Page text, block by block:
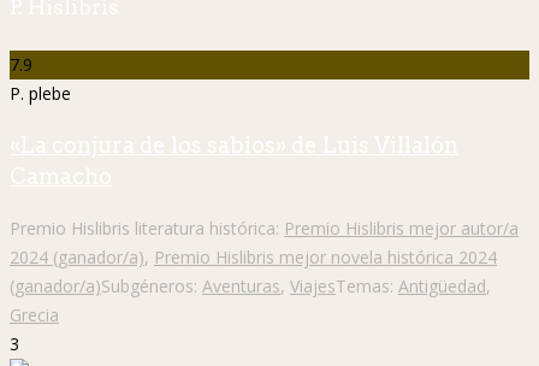
P. Hislibris
7.9
P. plebe
«La conjura de los sabios» de Luis Villalón
Camacho
Premio Hislibris literatura histórica: Premio Hislibris mejor autor/a
2024 (ganador/a), Premio Hislibris mejor novela histórica 2024
(ganador/a)Subgéneros: Aventuras, ViajesTemas: Antigüedad,
Grecia
3